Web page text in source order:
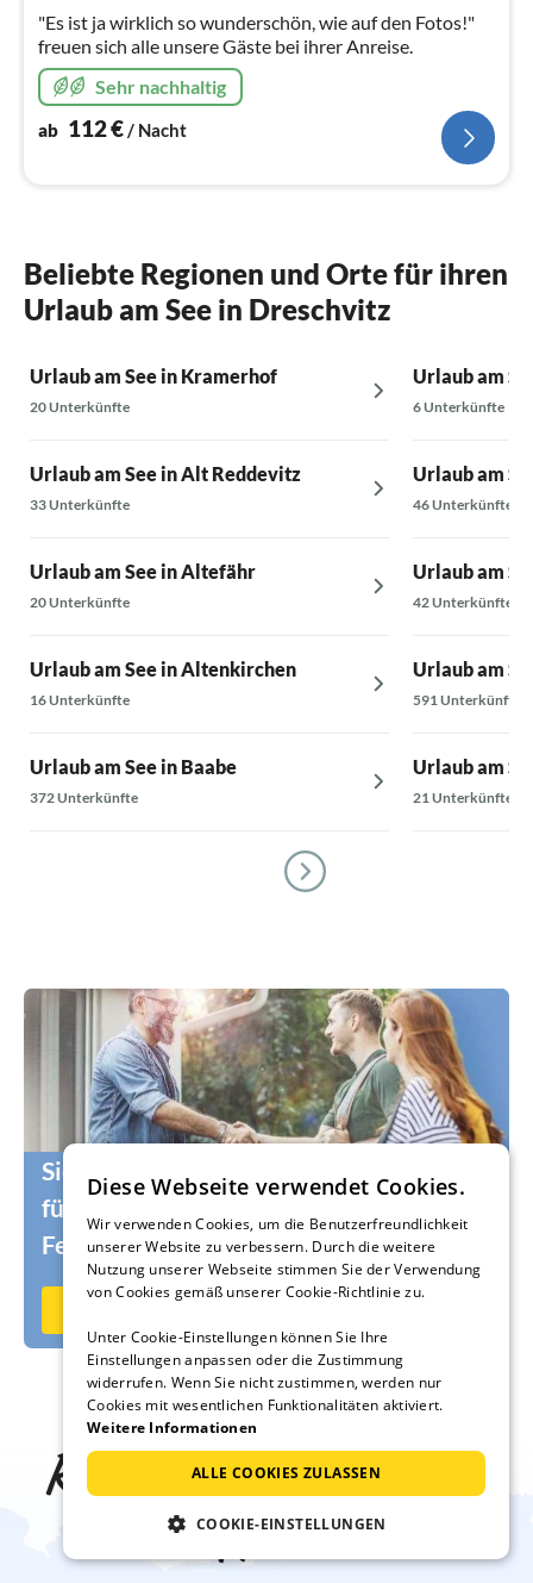
"Es ist ja wirklich so wunderschön, wie auf den Fotos!"
freuen sich alle unsere Gäste bei ihrer Anreise.
Sehr nachhaltig
ab 112€/ Nacht
Beliebte Regionen und Orte für ihren
Urlaub am See in Dreschvitz
Urlaub am See in Kramerhof
20 Unterkünfte
Urlaub am See in Alt Reddevitz
33 Unterkünfte
Urlaub am See in Altefähr
20 Unterkünfte
Urlaub am See in Altenkirchen
16 Unterkünfte
Urlaub am See in Baabe
372 Unterkünfte
Urlaub am
6 Unterkünfte
Urlaub am
46 Unterkünfte
Urlaub am
42 Unterkünfte
Urlaub am
591 Unterkünfte
Urlaub am
21 Unterkünfte
Sie suchen noch die passenden Urlauber
für Ihr Ferienhaus oder Ihre
Ferienwohnung?
Reise-Inspiration frei
Haus
Diese Webseite verwendet Cookies.
Wir verwenden Cookies, um die Benutzerfreundlichkeit
unserer Website zu verbessern. Durch die weitere
Nutzung unserer Webseite stimmen Sie der Verwendung
von Cookies gemäß unserer Cookie-Richtlinie zu.
Unter Cookie-Einstellungen können Sie Ihre
Einstellungen anpassen oder die Zustimmung
widerrufen. Wenn Sie nicht zustimmen, werden nur
Cookies mit wesentlichen Funktionalitäten aktiviert.
Weitere Informationen
ALLE COOKIES ZULASSEN
COOKIE-EINSTELLUNGEN